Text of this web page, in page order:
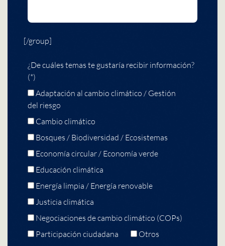
[/group]
¿De cuáles temas te gustaría recibir información?
(*)
Adaptación al cambio climático / Gestión
del riesgo
Cambio climático
Bosques / Biodiversidad / Ecosistemas
Economía circular / Economía verde
Educación climática
Energía limpia / Energía renovable
Justicia climática
Negociaciones de cambio climático (COPs)
Participación ciudadana
Otros